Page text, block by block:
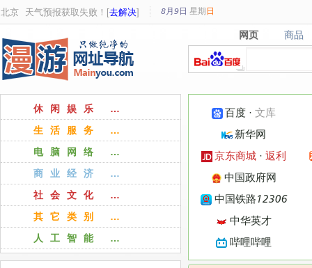
北京 天气预报获取失败！[去解决] 8月9日 星期 日
网页
网页 商品
商品
百度 ·文库
新华网
京东商城 ·返利
中国政府网
中国铁路12306
中华英才
哔哩哔哩
休闲娱乐 …
生活服务 …
电脑网络 …
商业经济 …
社会文化 …
其它类别 …
人工智能 …